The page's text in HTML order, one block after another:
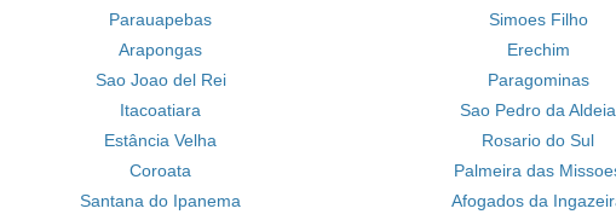
Parauapebas
Simoes Filho
Arapongas
Erechim
Sao Joao del Rei
Paragominas
Itacoatiara
Sao Pedro da Aldeia
Estância Velha
Rosario do Sul
Coroata
Palmeira das
Santana do Ipanema
Afogados da